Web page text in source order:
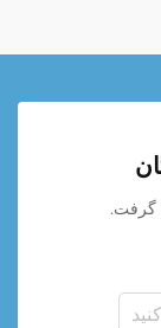
گرفت.